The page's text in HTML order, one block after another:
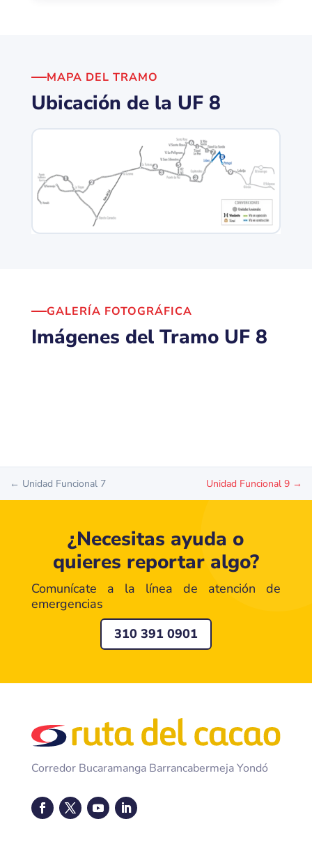
MAPA DEL TRAMO
Ubicación de la UF 8
GALERÍA FOTOGRÁFICA
Imágenes del Tramo UF 8
← Unidad Funcional 7 Unidad Funcional 9 →
¿Necesitas ayuda o
quieres reportar algo?
Comunícate a la línea de atención de
emergencias
310 391 0901
Corredor Bucaramanga Barrancabermeja Yondó